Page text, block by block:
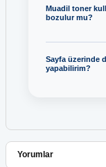
Muadil toner
bozulur mu?
Sayfa üzerinde
yapabilirim?
Yorumlar